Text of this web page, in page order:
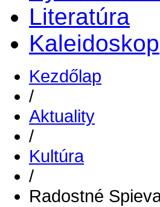
Literatúra
Kaleidoskop
Kezdőlap
/
Aktuality
/
Kultúra
/
Radostné